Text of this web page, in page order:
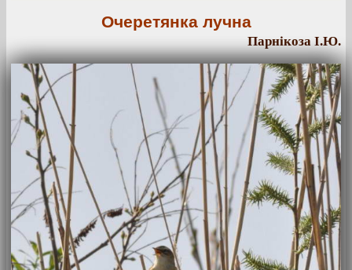
Очеретянка лучна
Парнікоза І.Ю.